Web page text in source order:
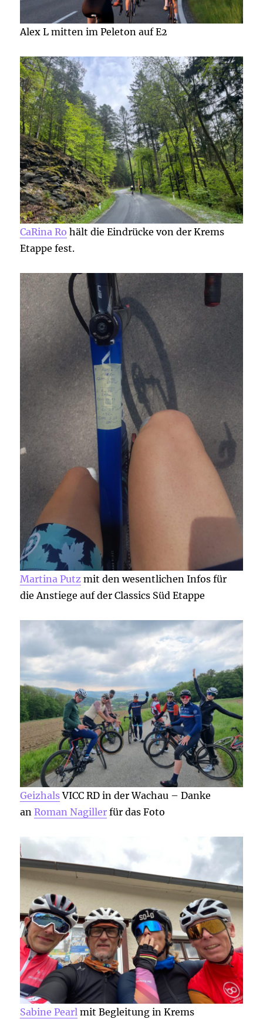
Alex L mitten im Peleton auf E2
CaRina Ro hält die Eindrücke von der Krems
Etappe fest.
Martina Putz mit den wesentlichen Infos für
die Anstiege auf der Classics Süd Etappe
GeizhalsVICC RD in der Wachau – Danke
anRoman Nagiller für das Foto
Sabine Pearl mit Begleitung in Krems